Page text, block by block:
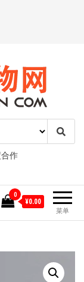
作
菜单
0
¥0.00